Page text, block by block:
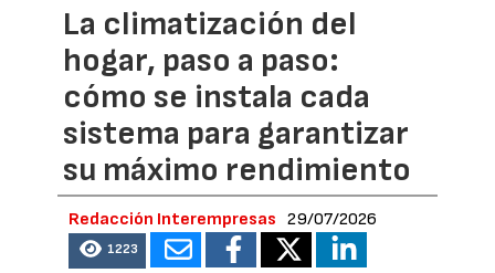
La climatización del
hogar, paso a paso:
cómo se instala cada
sistema para garantizar
su máximo rendimiento
Redacción Interempresas 29/07/2026
1223